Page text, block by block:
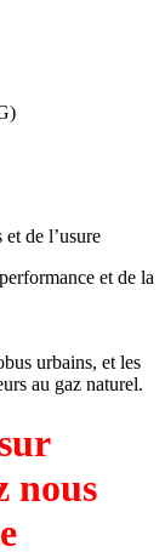
de l’usure
et de la
urbains, et les
au gaz naturel.
nous